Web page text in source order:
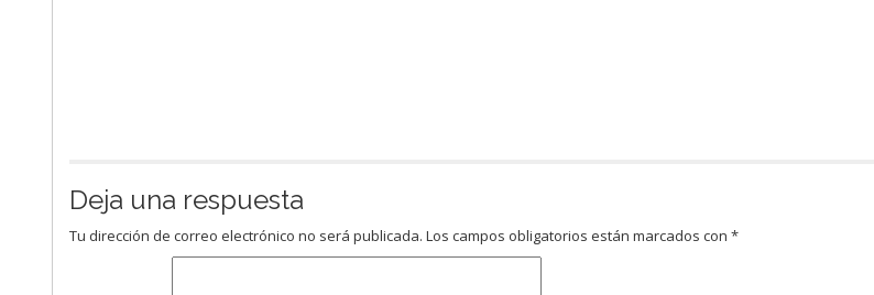
Deja una respuesta
Tu dirección de correo electrónico no será publicada. Los campos obligatorios están marcados con*